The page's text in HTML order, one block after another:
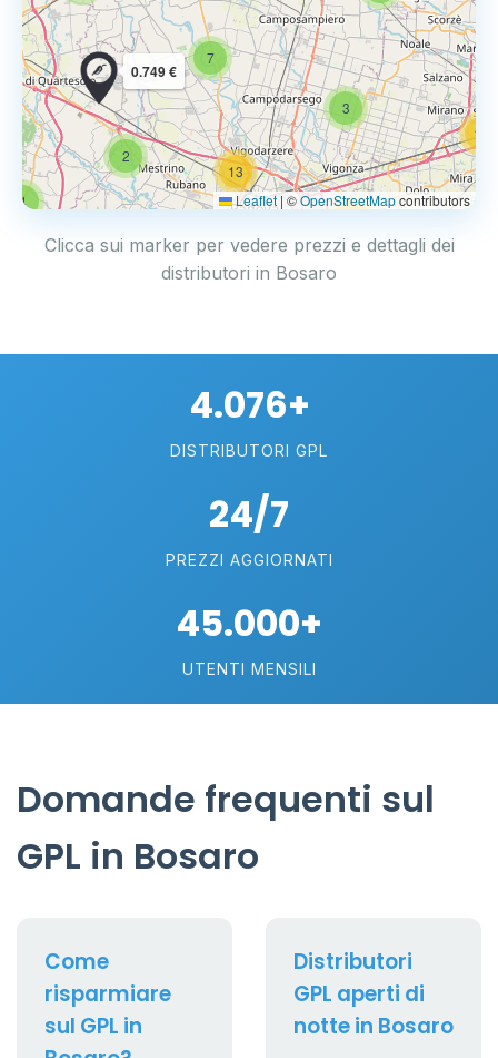
14
4
2
3
7
13
0.749 €
Leaflet | ©OpenStreetMapcontributors
Clicca sui marker per vedere prezzi e dettagli dei
distributori in Bosaro
4.076+
DISTRIBUTORI GPL
24/7
PREZZI AGGIORNATI
45.000+
UTENTI MENSILI
Domande frequenti sul
GPL in Bosaro
Come
risparmiare
sul GPL in
Distributori
GPL aperti di
notte in Bosaro